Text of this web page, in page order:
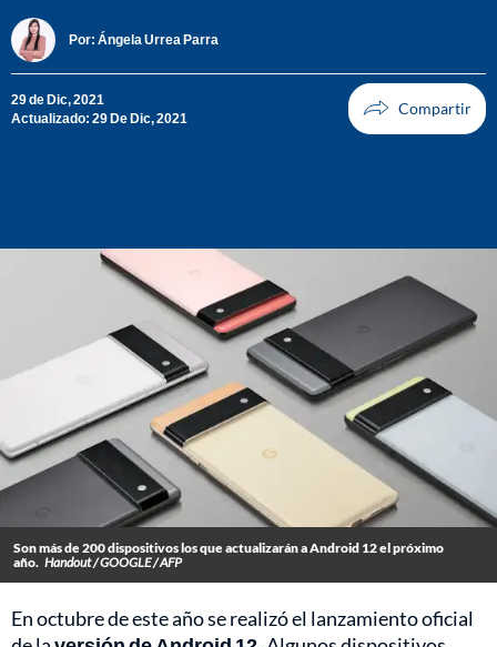
Por: Ángela Urrea Parra
29 de Dic, 2021
Actualizado: 29 De Dic, 2021
Son más de 200 dispositivos los que actualizarán a Android 12 el próximo
año. Handout / GOOGLE / AFP
En octubre de este año se realizó el lanzamiento oficial